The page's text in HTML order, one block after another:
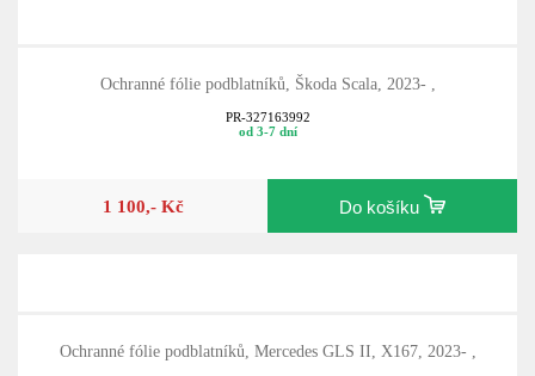
Ochranné fólie podblatníků, Škoda Scala, 2023- ,
PR-327163992
od 3-7 dní
1 100,- Kč Do košíku
Ochranné fólie podblatníků, Mercedes GLS II, X167, 2023- ,